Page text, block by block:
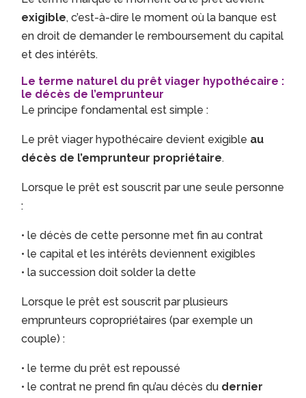
exigible, c’est-à-dire le moment où la banque est
en droit de demander le remboursement du capital
et des intérêts.
Le terme naturel du prêt viager hypothécaire :
le décès de l’emprunteur
Le principe fondamental est simple :
Le prêt viager hypothécaire devient exigible au
décès de l’emprunteur propriétaire.
Lorsque le prêt est souscrit par une seule personne
:
• le décès de cette personne met fin au contrat
• le capital et les intérêts deviennent exigibles
• la succession doit solder la dette
Lorsque le prêt est souscrit par plusieurs
emprunteurs copropriétaires (par exemple un
couple) :
• le terme du prêt est repoussé
• le contrat ne prend fin qu’au décès du dernier